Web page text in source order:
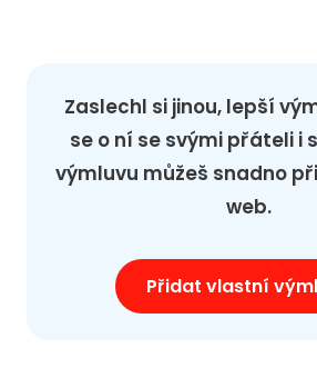
Zaslechl si jinou, lepší
se o ní se svými přáteli i
výmluvu můžeš snadno
web.
Přidat vlastní